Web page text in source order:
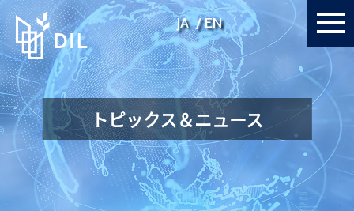
JA EN
トピックス＆ニュース